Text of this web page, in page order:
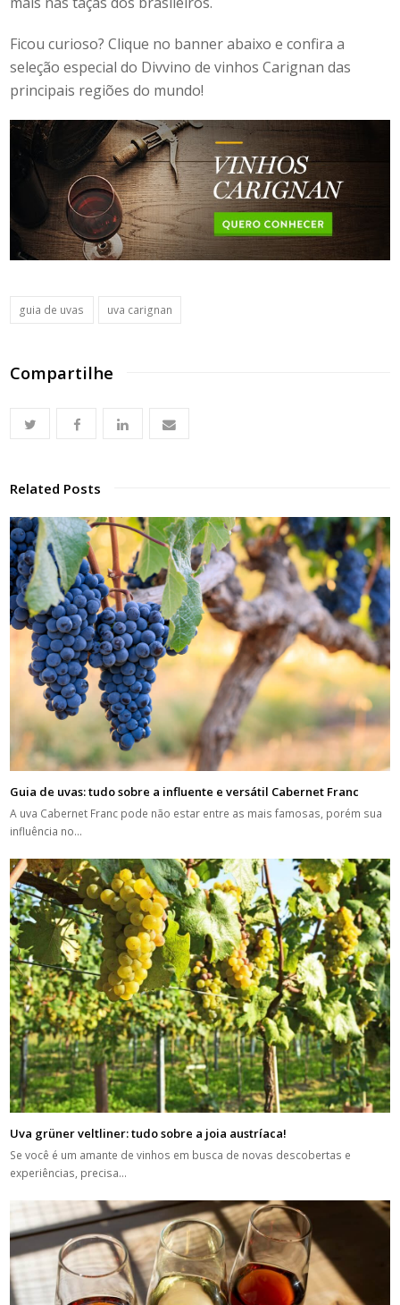
Ficou curioso? Clique no banner abaixo e confira a
seleção especial do Divvino de vinhos Carignan das
principais regiões do mundo!
guia de uvas uva carignan
Compartilhe
Related Posts
Guia de uvas: tudo sobre a influente e versátil Cabernet Franc
A uva Cabernet Franc pode não estar entre as mais famosas, porém sua
influência no…
Uva grüner veltliner: tudo sobre a joia austríaca!
Se você é um amante de vinhos em busca de novas descobertas e
experiências, precisa…